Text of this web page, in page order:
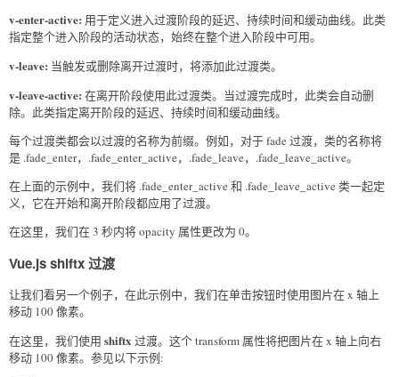
v-enter-active: 用于定义进入过渡阶段的延迟、持续时间和缓动曲线。此类
指定整个进入阶段的活动状态，始终在整个进入阶段中可用。
v-leave: 当触发或删除离开过渡时，将添加此过渡类。
v-leave-active: 在离开阶段使用此过渡类。当过渡完成时，此类会自动删
除。此类指定离开阶段的延迟、持续时间和缓动曲线。
每个过渡类都会以过渡的名称为前缀。例如，对于 fade 过渡，类的名称将
是 .fade_enter，.fade_enter_active，.fade_leave，.fade_leave_active。
在上面的示例中，我们将 .fade_enter_active 和 .fade_leave_active 类一起定
义，它在开始和离开阶段都应用了过渡。
在这里，我们在 3 秒内将 opacity 属性更改为 0。
Vue.js shiftx 过渡
让我们看另一个例子，在此示例中，我们在单击按钮时使用图片在 x 轴上
移动 100 像素。
在这里，我们使用 shiftx 过渡。这个 transform 属性将把图片在 x 轴上向右
移动 100 像素。参见以下示例: